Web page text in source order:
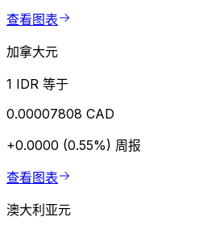
查看图表
加拿大元
1 IDR 等于
0.00007808 CAD
+0.0000 (0.55%) 周报
查看图表
澳大利亚元